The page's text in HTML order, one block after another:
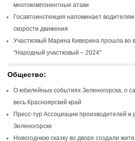
многокомпонентные атаки
Госавтоинспекция напоминает
скорости движения
Участковый Марина Киверина прошла во
"Народный участковый – 2024"
Общество:
О юбилейных событиях Зеленогорска, о
весь Красноярский край
Пресс-тур Ассоциации производителей и
Зеленогорске
Новогоднюю сказку во дворе создали